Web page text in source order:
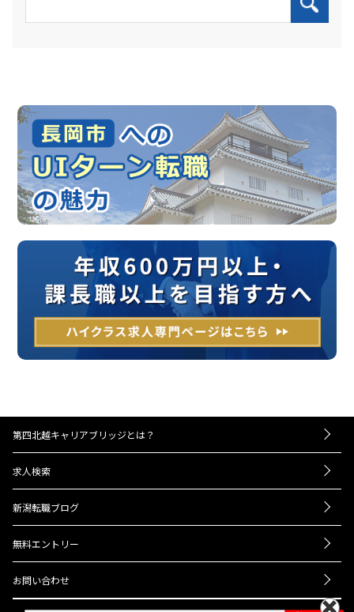
第四北越キャリアブリッジとは？
－UIターンをお考えの方へ
求人検索
Q＆A
新潟転職ブログ
プライバシーポリシー
無料エントリー
お問い合わせ